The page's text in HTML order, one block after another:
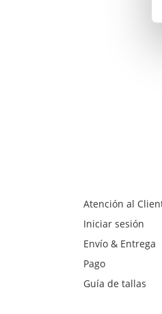
Atención al
Iniciar sesión
Envío & Entrega
Pago
Guía de tallas